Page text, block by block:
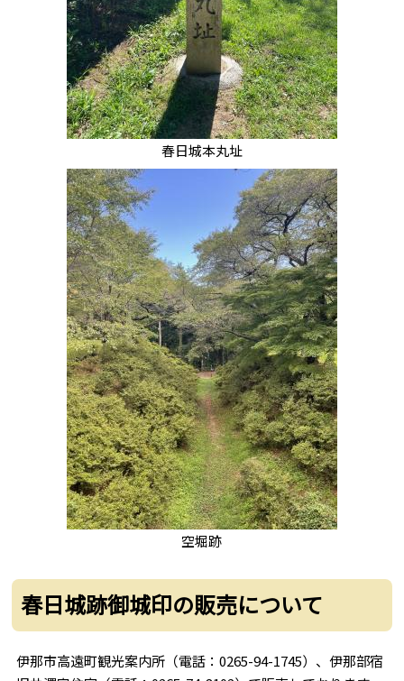
春日城本丸址
空堀跡
春日城跡御城印の販売について
伊那市高遠町観光案内所（電話：0265-94-1745）、伊那部宿